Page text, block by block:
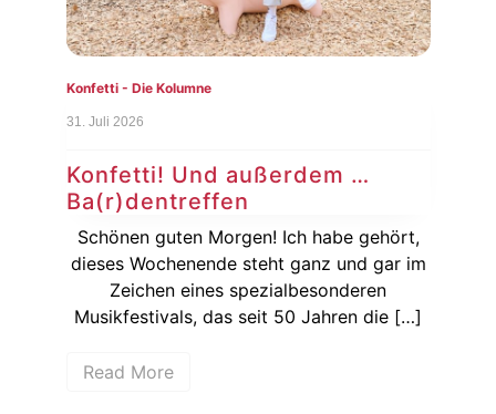
Konfetti - Die Kolumne
31. Juli 2026
Konfetti! Und außerdem …
Ba(r)dentreffen
Schönen guten Morgen! Ich habe gehört,
dieses Wochenende steht ganz und gar im
Zeichen eines spezialbesonderen
Musikfestivals, das seit 50 Jahren die […]
Read More